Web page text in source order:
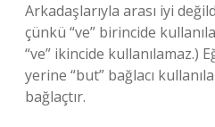
Arkadaşlarıyla arası iyi
çünkü “ve” birincide
“ve” ikincide kullanılamaz.)
yerine “but” bağlacı
bağlaçtır.